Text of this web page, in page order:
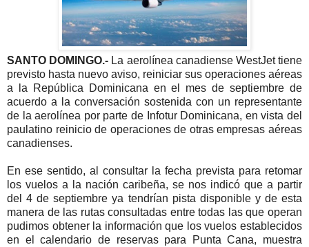
SANTO DOMINGO.- La aerolínea canadiense WestJet tiene
previsto hasta nuevo aviso, reiniciar sus operaciones aéreas
a la República Dominicana en el mes de septiembre de
acuerdo a la conversación sostenida con un representante
de la aerolínea por parte de Infotur Dominicana, en vista del
paulatino reinicio de operaciones de otras empresas aéreas
canadienses.
En ese sentido, al consultar la fecha prevista para retomar
los vuelos a la nación caribeña, se nos indicó que a partir
del 4 de septiembre ya tendrían pista disponible y de esta
manera de las rutas consultadas entre todas las que operan
pudimos obtener la información que los vuelos establecidos
en el calendario de reservas para Punta Cana, muestra